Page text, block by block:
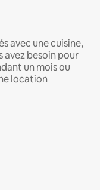
avec une cuisine,
avez besoin pour
un mois ou
location